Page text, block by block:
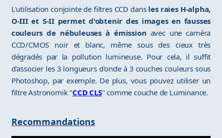
L'utilisation conjointe de filtres CCD dans les raies H-alpha,
O-III et S-II permet d'obtenir des images en fausses
couleurs de nébuleuses à émission avec une caméra
CCD/CMOS noir et blanc, même sous des cieux très
dégradés par la pollution lumineuse. Pour cela, il suffit
d'associer les 3 longueurs d'onde à 3 couches couleurs sous
Photoshop, par exemple. De plus, vous pouvez utiliser un
filtre Astronomik "CCD CLS" comme couche de Luminance.
Recommandations